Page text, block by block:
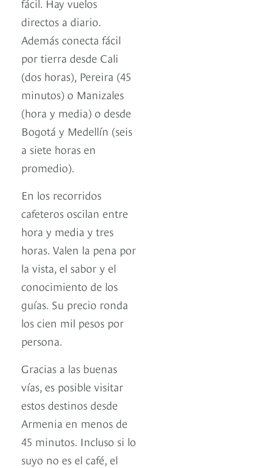
directos a diario.
Además conecta fácil
por tierra desde Cali
(dos horas), Pereira (45
minutos) o Manizales
(hora y media) o desde
Bogotá y Medellín (seis
a siete horas en
promedio).
En los recorridos
cafeteros oscilan entre
hora y media y tres
horas. Valen la pena por
la vista, el sabor y el
conocimiento de los
guías. Su precio ronda
los cien mil pesos por
persona.
Gracias a las buenas
vías, es posible visitar
estos destinos desde
Armenia en menos de
45 minutos. Incluso si lo
suyo no es el café, el